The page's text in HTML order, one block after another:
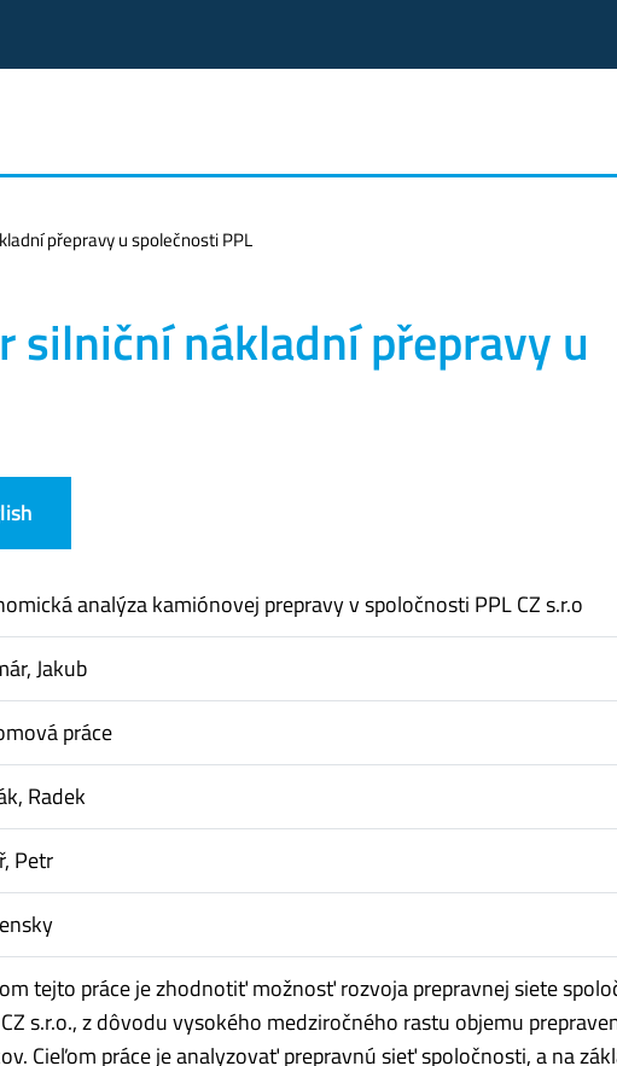
přepravy u společnosti PPL
silniční nákladní přepravy u
analýza kamiónovej prepravy v spoločnosti PPL CZ s.r.o
Jakub
práce
Radek
Petr
tejto práce je zhodnotiť možnosť rozvoja prepravnej siete
s.r.o., z dôvodu vysokého medziročného rastu objemu
Cieľom práce je analyzovať prepravnú sieť spoločnosti, a na